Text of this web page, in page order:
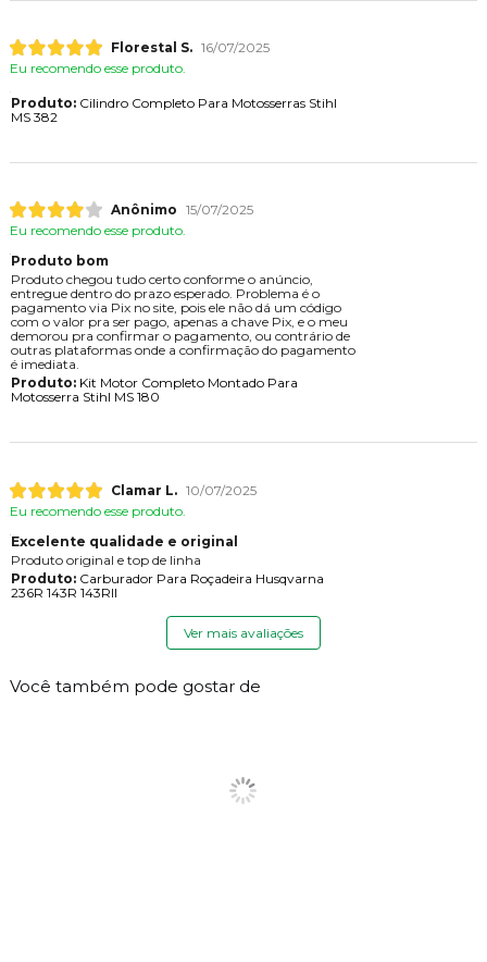
Florestal S. 16/07/2025
Eu recomendo esse produto.
Produto:Cilindro Completo Para Motosserras Stihl
MS 382
Anônimo 15/07/2025
Eu recomendo esse produto.
Produto bom
Produto chegou tudo certo conforme o anúncio,
entregue dentro do prazo esperado. Problema é o
pagamento via Pix no site, pois ele não dá um código
com o valor pra ser pago, apenas a chave Pix, e o meu
demorou pra confirmar o pagamento, ou contrário de
outras plataformas onde a confirmação do pagamento
é imediata.
Produto:Kit Motor Completo Montado Para
Motosserra Stihl MS 180
Clamar L. 10/07/2025
Eu recomendo esse produto.
Excelente qualidade e original
Produto original e top de linha
Produto:Carburador Para Roçadeira Husqvarna
236R 143R 143RII
Ver mais avaliações
Você também pode gostar de